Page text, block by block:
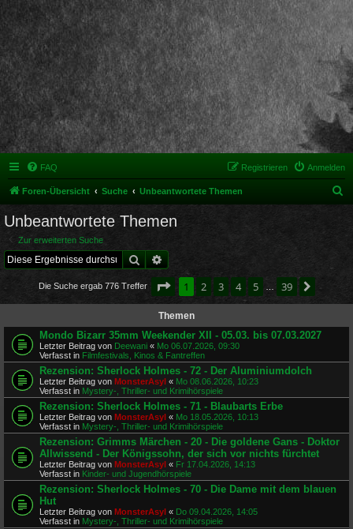
FAQ Anmelden
Registrieren
Foren-Übersicht Suche Unbeantwortete Themen
Unbeantwortete Themen
Zur erweiterten Suche
Suche
Die Suche ergab 776 Treffer Seite von
1 2 3 4 5 39
Themen
Mondo Bizarr 35mm Weekender XII - 05.03. bis 07.03.2027
Letzter Beitrag von Deewani « Mo 06.07.2026, 09:30
Verfasst in Filmfestivals, Kinos & Fantreffen
Rezension: Sherlock Holmes - 72 - Der Aluminiumdolch
Letzter Beitrag von MonsterAsyl « Mo 08.06.2026, 10:23
Verfasst in Mystery-, Thriller- und Krimihörspiele
Rezension: Sherlock Holmes - 71 - Blaubarts Erbe
Letzter Beitrag von MonsterAsyl « Mo 18.05.2026, 10:13
Verfasst in Mystery-, Thriller- und Krimihörspiele
Rezension: Grimms Märchen - 20 - Die goldene Gans - Doktor
Allwissend - Der Königssohn, der sich vor nichts fürchtet
Letzter Beitrag von MonsterAsyl « Fr 17.04.2026, 14:13
Verfasst in Kinder- und Jugendhörspiele
Rezension: Sherlock Holmes - 70 - Die Dame mit dem blauen
Hut
Letzter Beitrag von MonsterAsyl « Do 09.04.2026, 14:05
Verfasst in Mystery-, Thriller- und Krimihörspiele